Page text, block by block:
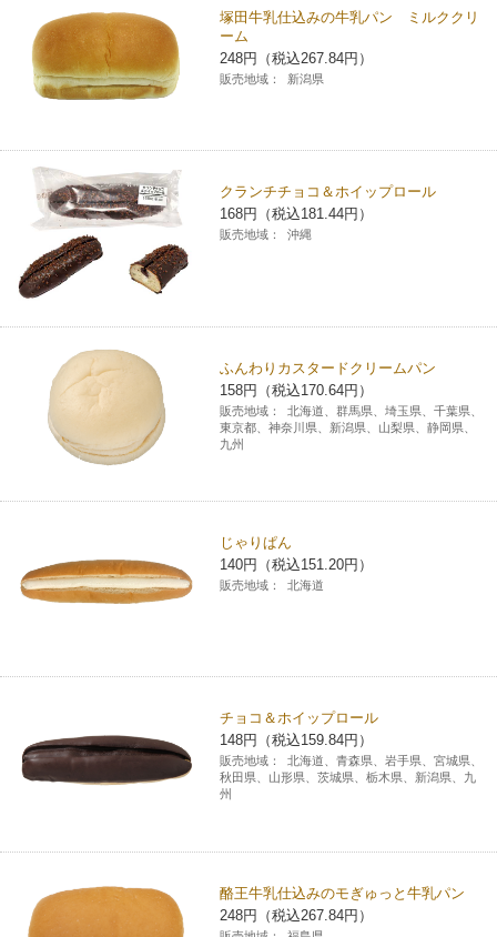
学び・教育
宅配ロッカー（店舗限定）
自転車シェアリング（店舗限定）
モバイルWi-Fiバッテリーシェアリング（店舗限定）
荷物預かりサービス「ecbocloakエクボクローク」（店舗限定）
ソフトバンクギフト
セブン-イレブンの横顔
セブン-イレブンの歴史
塚田牛乳仕込みの牛乳パン ミルククリ
ーム
248円（税込267.84円）
販売地域： 新潟県
クランチチョコ＆ホイップロール
168円（税込181.44円）
販売地域： 沖縄
ふんわりカスタードクリームパン
158円（税込170.64円）
販売地域：
北海道、群馬県、埼玉県、千葉県、
東京都、神奈川県、新潟県、山梨県、静岡県、
九州
じゃりぱん
140円（税込151.20円）
販売地域： 北海道
チョコ＆ホイップロール
148円（税込159.84円）
販売地域：
北海道、青森県、岩手県、宮城県、
秋田県、山形県、茨城県、栃木県、新潟県、九
州
酪王牛乳仕込みのモぎゅっと牛乳パン
248円（税込267.84円）